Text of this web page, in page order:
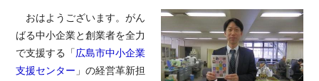
おはようございます。がん
ばる中小企業と創業者を全力
で支援する「広島市中小企業
支援センター 」の経営革新担